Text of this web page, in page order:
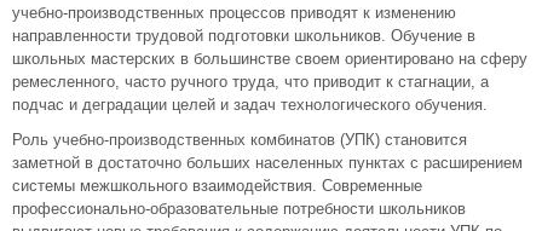
учебно-производственных процессов приводят к изменению
направленности трудовой подготовки школьников. Обучение в
школьных мастерских в большинстве своем ориентировано на сферу
ремесленного, часто ручного труда, что приводит к стагнации, а
подчас и деградации целей и задач технологического обучения.
Роль учебно-производственных комбинатов (УПК) становится
заметной в достаточно больших населенных пунктах с расширением
системы межшкольного взаимодействия. Современные
профессионально-образовательные потребности школьников